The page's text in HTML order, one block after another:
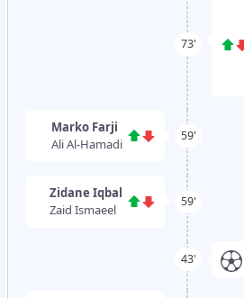
73'
Marko Farji
Ali Al-Hamadi
59'
Zidane Iqbal
Zaid Ismaeel
59'
43'